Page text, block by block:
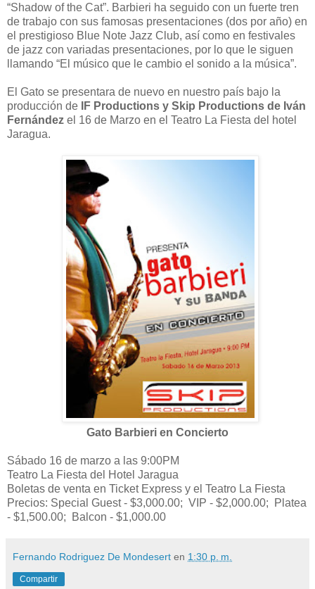
“Shadow of the Cat”. Barbieri ha seguido con un fuerte tren
de trabajo con sus famosas presentaciones (dos por año) en
el prestigioso Blue Note Jazz Club, así como en festivales
de jazz con variadas presentaciones, por lo que le siguen
llamando “El músico que le cambio el sonido a la música”.
El Gato se presentara de nuevo en nuestro país bajo la
producción de
IF Productions y Skip Productions de Iván
Fernández el 16 de Marzo en el Teatro La Fiesta del hotel
Jaragua.
Gato Barbieri en Concierto
Sábado 16 de marzo a las 9:00PM
Teatro La Fiesta del Hotel Jaragua
Boletas de venta en Ticket Express y el Teatro La Fiesta
Precios: Special Guest - $3,000.00; VIP - $2,000.00; Platea
- $1,500.00; Balcon - $1,000.00
Fernando Rodriguez De Mondesert en 1:30 p. m.
Compartir